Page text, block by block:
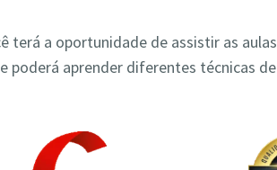
terá a oportunidade de assistir as
poderá aprender diferentes técnicas